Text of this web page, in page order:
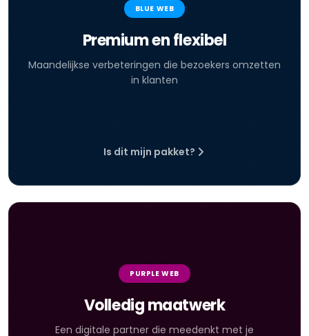
BLUE WEB
Premium en flexibel
Maandelijkse verbeteringen die bezoekers omzetten
in klanten
Is dit mijn pakket?
PURPLE WEB
Volledig maatwerk
Een digitale partner die meedenkt met je